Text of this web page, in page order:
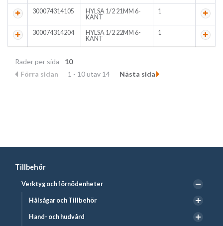
Tillbehör
Verktyg och förnödenheter
Hålsågar och Tillbehör
Hand- och hudvård
300074314105
HYLSA 1/2 21MM 6-
KANT
1
300074314204
HYLSA 1/2 22MM 6-
KANT
1
Rader per sida
10
Förra sidan
1 - 10 utav 14 Nästa sida